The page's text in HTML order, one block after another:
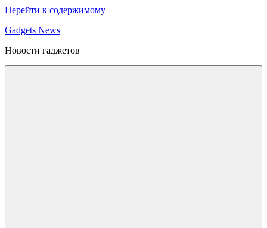
Перейти к содержимому
Gadgets News
Новости гаджетов